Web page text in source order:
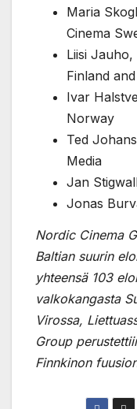
Maria
Cinema
Liisi Jauho,
Finland
Ivar
Norway
Ted
Media
Jan
Jonas
Nordic Cinema
Baltian suurin
yhteensä 103
valkokangasta
Virossa,
Group
Finnkinon